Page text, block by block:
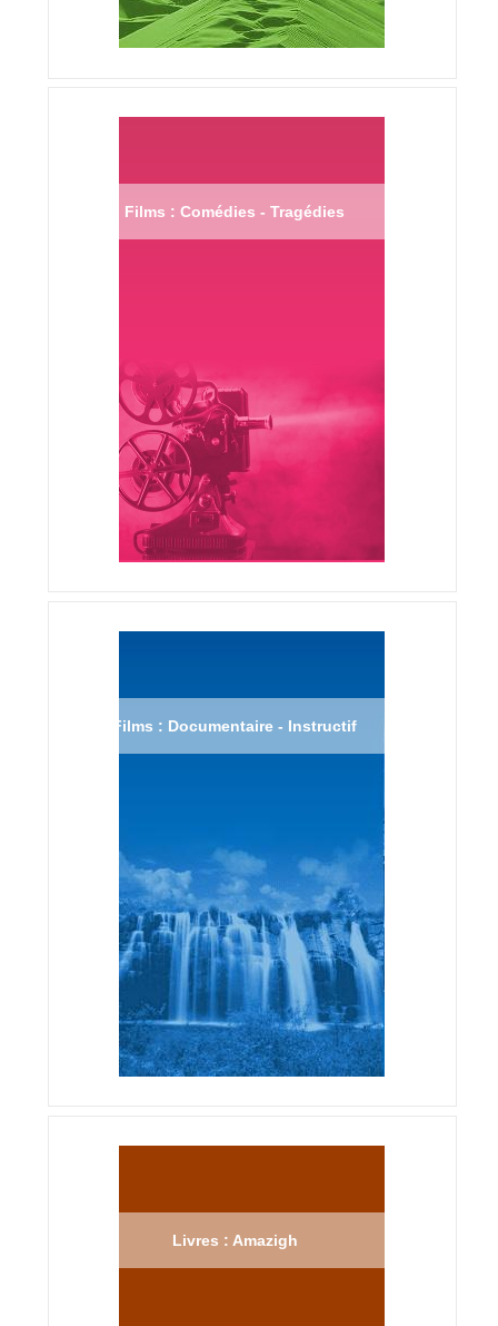
Films : Comédies - Tragédies
Films : Documentaire - Instructif
Livres : Amazigh